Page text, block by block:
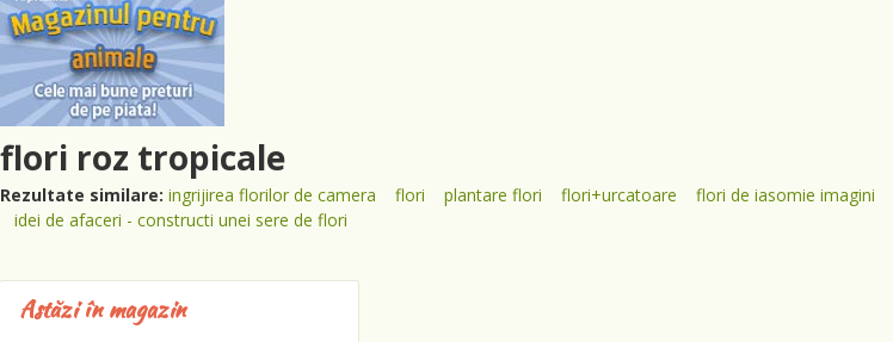
flori roz tropicale
Rezultate similare: ingrijirea florilor de camera flori plantare flori flori+urcatoare flori de iasomie imagini
idei de afaceri - constructi unei sere de flori
Astăzi în magazin